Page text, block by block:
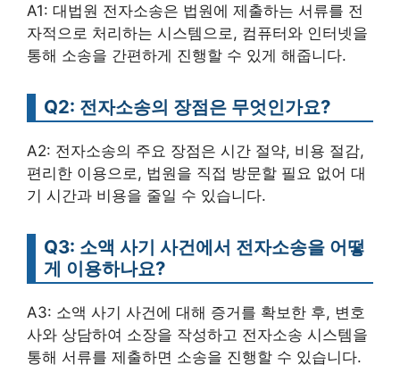
A1: 대법원 전자소송은 법원에 제출하는 서류를 전
자적으로 처리하는 시스템으로, 컴퓨터와 인터넷을
통해 소송을 간편하게 진행할 수 있게 해줍니다.
Q2: 전자소송의 장점은 무엇인가요?
A2: 전자소송의 주요 장점은 시간 절약, 비용 절감,
편리한 이용으로, 법원을 직접 방문할 필요 없어 대
기 시간과 비용을 줄일 수 있습니다.
Q3: 소액 사기 사건에서 전자소송을 어떻
게 이용하나요?
A3: 소액 사기 사건에 대해 증거를 확보한 후, 변호
사와 상담하여 소장을 작성하고 전자소송 시스템을
통해 서류를 제출하면 소송을 진행할 수 있습니다.